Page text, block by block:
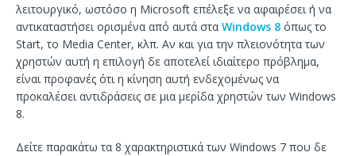
λειτουργικό, ωστόσο η Microsoft επέλεξε να αφαιρέσει ή να
αντικαταστήσει ορισμένα από αυτά στα Windows 8 όπως το
Start, το Media Center, κλπ. Αν και για την πλειονότητα των
χρηστών αυτή η επιλογή δε αποτελεί ιδιαίτερο πρόβλημα,
είναι προφανές ότι η κίνηση αυτή ενδεχομένως να
προκαλέσει αντιδράσεις σε μια μερίδα χρηστών των Windows
8.
Δείτε παρακάτω τα 8 χαρακτηριστικά των Windows 7 που δε